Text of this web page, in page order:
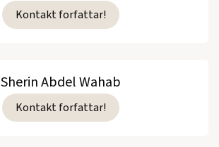
Kontakt forfattar!
Sherin Abdel Wahab
Kontakt forfattar!